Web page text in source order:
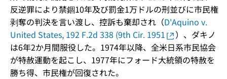
反逆罪により禁錮10年及び罰金1万ドルの刑並びに市民権
剥奪の判決を言い渡し、控訴も棄却され（D'Aquino v.
United States, 192 F.2d 338 (9th Cir. 1951
）、ダキノ
は6年2か月間服役した。1974年以降、全米日系市民協会
が特赦運動を起こし、1977年にフォード大統領の特赦を
勝ち得、市民権が回復された。